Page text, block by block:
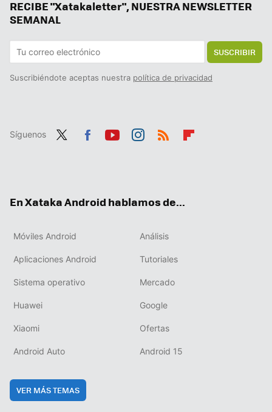
RECIBE "Xatakaletter", NUESTRA NEWSLETTER
SEMANAL
SUSCRIBIR
Suscribiéndote aceptas nuestra política de privacidad
Síguenos
En Xataka Android hablamos de...
Móviles Android Análisis
Aplicaciones Android Tutoriales
Sistema operativo Mercado
Huawei Google
Xiaomi Ofertas
Android Auto Android 15
VER MÁS TEMAS